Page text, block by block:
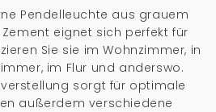
cm
Pendelleuchte aus grauem
eignet sich perfekt für
Sie sie im Wohnzimmer, in
im Flur und anderswo.
sorgt für optimale
außerdem verschiedene